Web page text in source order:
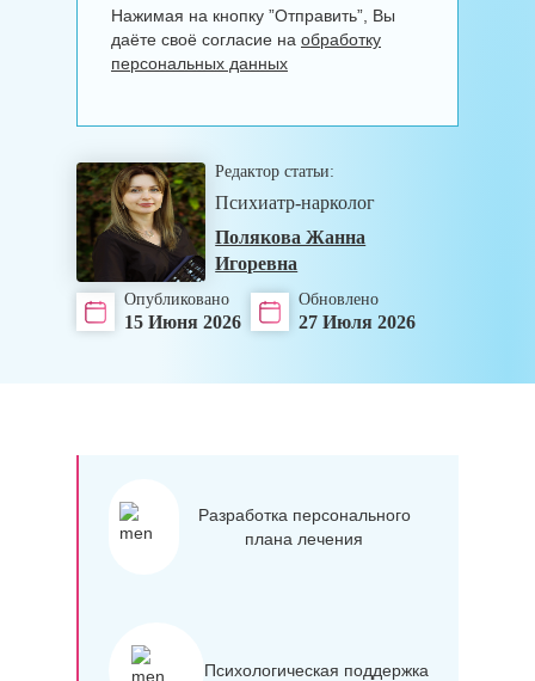
Нажимая на кнопку ”Отправить”, Вы
даёте своё согласие на обработку
персональных данных
Редактор статьи:
Психиатр-нарколог
Полякова Жанна
Игоревна
Опубликовано
15 Июня 2026
Обновлено
27 Июля 2026
Разработка персонального
плана лечения
Психологическая поддержка